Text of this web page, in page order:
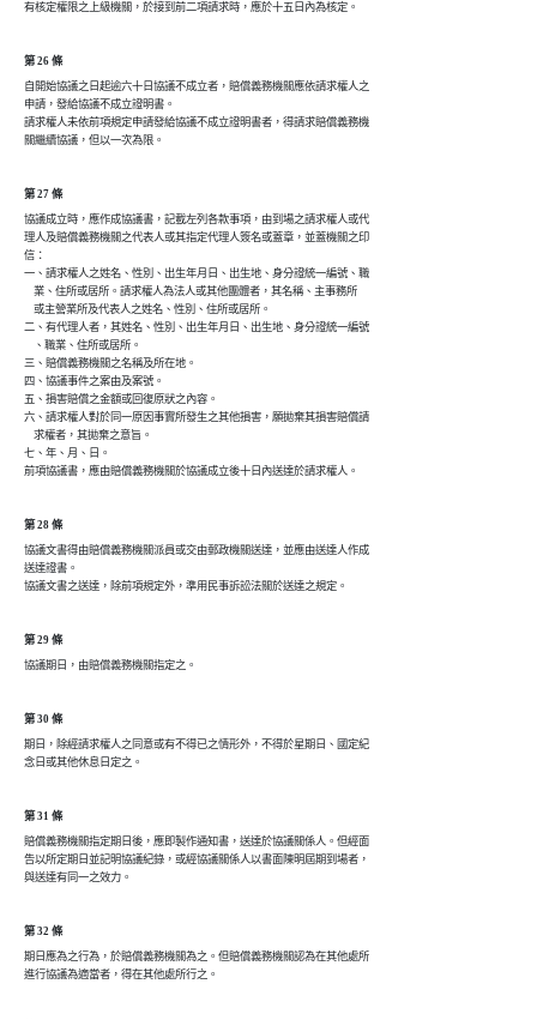
第 26 條
自開始協議之日起逾六十日協議不成立者，賠償義務機關應依請求權人之
申請，發給協議不成立證明書。
請求權人未依前項規定申請發給協議不成立證明書者，得請求賠償義務機
第 27 條
協議成立時，應作成協議書，記載左列各款事項，由到場之請求權人或代
理人及賠償義務機關之代表人或其指定代理人簽名或蓋章，並蓋機關之印
信：
一、請求權人之姓名、性別、出生年月日、出生地、身分證統一編號、職
    業、住所或居所。請求權人為法人或其他團體者，其名稱、主事務所
    或主營業所及代表人之姓名、性別、住所或居所。
二、有代理人者，其姓名、性別、出生年月日、出生地、身分證統一編號
    、職業、住所或居所。
三、賠償義務機關之名稱及所在地。
四、協議事件之案由及案號。
五、損害賠償之金額或回復原狀之內容。
六、請求權人對於同一原因事實所發生之其他損害，願拋棄其損害賠償請
    求權者，其拋棄之意旨。
七、年、月、日。
前項協議書，應由賠償義務機關於協議成立後十日內送達於請求權人。
第 28 條
協議文書得由賠償義務機關派員或交由郵政機關送達，並應由送達人作成
送達證書。
協議文書之送達，除前項規定外，準用民事訴訟法關於送達之規定。
第 29 條
第 30 條
期日，除經請求權人之同意或有不得已之情形外，不得於星期日、國定紀
第 31 條
賠償義務機關指定期日後，應即製作通知書，送達於協議關係人。但經面
告以所定期日並記明協議紀錄，或經協議關係人以書面陳明屆期到場者，
第 32 條
期日應為之行為，於賠償義務機關為之。但賠償義務機關認為在其他處所